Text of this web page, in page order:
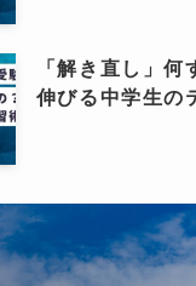
「解き直し」
伸びる中学生の